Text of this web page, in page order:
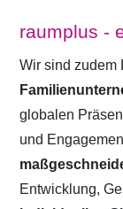
raumplus -
Wir sind zudem
globalen
und
Entwicklung,